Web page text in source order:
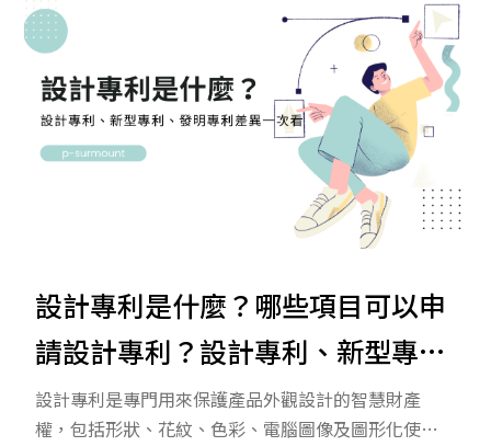
設計專利是什麼？哪些項目可以申
請設計專利？設計專利、新型專
利、發明專利差異一次看
設計專利是專門用來保護產品外觀設計的智慧財產
權，包括形狀、花紋、色彩、電腦圖像及圖形化使用